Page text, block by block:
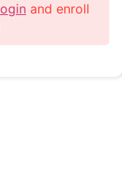
and enroll